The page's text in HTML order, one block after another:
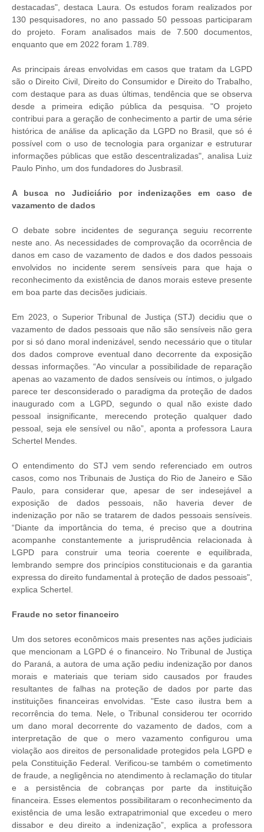
destacadas", destaca Laura. Os estudos foram realizados por
130 pesquisadores, no ano passado 50 pessoas participaram
do projeto. Foram analisados mais de 7.500 documentos,
enquanto que em 2022 foram 1.789.
As principais áreas envolvidas em casos que tratam da LGPD
são o Direito Civil, Direito do Consumidor e Direito do Trabalho,
com destaque para as duas últimas, tendência que se observa
desde a primeira edição pública da pesquisa. "O projeto
contribui para a geração de conhecimento a partir de uma série
histórica de análise da aplicação da LGPD no Brasil, que só é
possível com o uso de tecnologia para organizar e estruturar
informações públicas que estão descentralizadas", analisa Luiz
Paulo Pinho, um dos fundadores do Jusbrasil.
A busca no Judiciário por indenizações em caso de
vazamento de dados
O debate sobre incidentes de segurança seguiu recorrente
neste ano. As necessidades de comprovação da ocorrência de
danos em caso de vazamento de dados e dos dados pessoais
envolvidos no incidente serem sensíveis para que haja o
reconhecimento da existência de danos morais esteve presente
em boa parte das decisões judiciais.
Em 2023, o Superior Tribunal de Justiça (STJ) decidiu que o
vazamento de dados pessoais que não são sensíveis não gera
por si só dano moral indenizável, sendo necessário que o titular
dos dados comprove eventual dano decorrente da exposição
dessas informações. “Ao vincular a possibilidade de reparação
apenas ao vazamento de dados sensíveis ou íntimos, o julgado
parece ter desconsiderado o paradigma da proteção de dados
inaugurado com a LGPD, segundo o qual não existe dado
pessoal insignificante, merecendo proteção qualquer dado
pessoal, seja ele sensível ou não”, aponta a professora Laura
Schertel Mendes.
O entendimento do STJ vem sendo referenciado em outros
casos, como nos Tribunais de Justiça do Rio de Janeiro e São
Paulo, para considerar que, apesar de ser indesejável a
exposição de dados pessoais, não haveria dever de
indenização por não se tratarem de dados pessoais sensíveis.
“Diante da importância do tema, é preciso que a doutrina
acompanhe constantemente a jurisprudência relacionada à
LGPD para construir uma teoria coerente e equilibrada,
lembrando sempre dos princípios constitucionais e da garantia
expressa do direito fundamental à proteção de dados pessoais",
explica Schertel.
Fraude no setor financeiro
Um dos setores econômicos mais presentes nas ações judiciais
que mencionam a LGPD é o financeiro. No Tribunal de Justiça
do Paraná, a autora de uma ação pediu indenização por danos
morais e materiais que teriam sido causados por fraudes
resultantes de falhas na proteção de dados por parte das
instituições financeiras envolvidas. "Este caso ilustra bem a
recorrência do tema. Nele, o Tribunal considerou ter ocorrido
um dano moral decorrente do vazamento de dados, com a
interpretação de que o mero vazamento configurou uma
violação aos direitos de personalidade protegidos pela LGPD e
pela Constituição Federal. Verificou-se também o cometimento
de fraude, a negligência no atendimento à reclamação do titular
e a persistência de cobranças por parte da instituição
financeira. Esses elementos possibilitaram o reconhecimento da
existência de uma lesão extrapatrimonial que excedeu o mero
dissabor e deu direito a indenização”, explica a professora